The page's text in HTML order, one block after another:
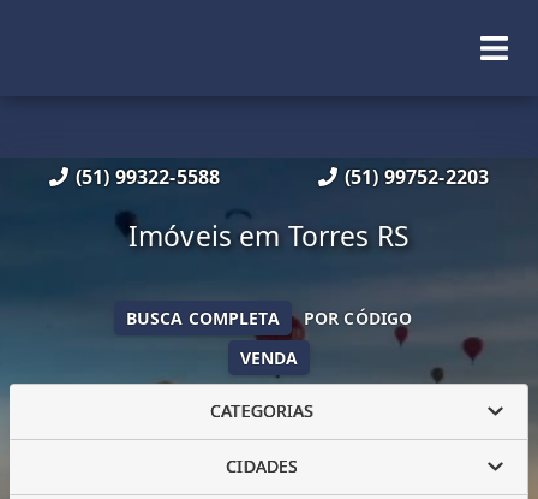
(51) 99322-5588 (51) 99752-2203
Imóveis em Torres RS
VENDA
BUSCA COMPLETA POR CÓDIGO
CATEGORIAS
CIDADES